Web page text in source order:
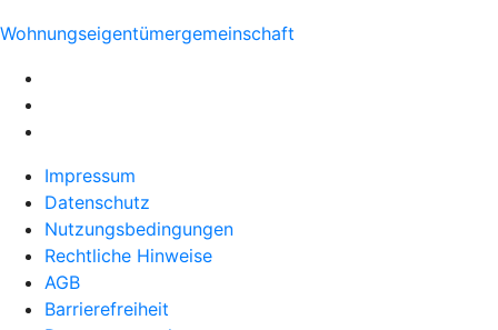
Wohnungseigentümergemeinschaft
Impressum
Datenschutz
Nutzungsbedingungen
Rechtliche Hinweise
AGB
Barrierefreiheit